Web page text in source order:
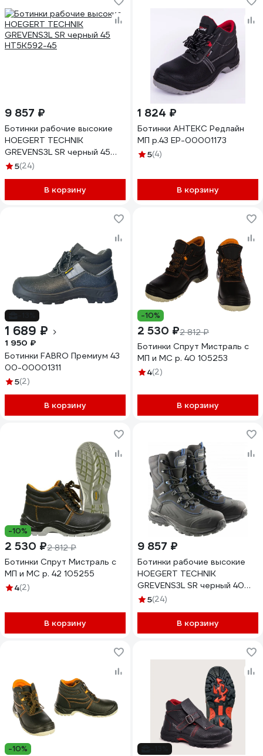
9 857 ₽
Ботинки рабочие высокие
HOEGERT TECHNIK
GREVENS3L SR черный 45
HT5K592-45
5(24)
В корзину
1 824 ₽
Ботинки АНТЕКС Редлайн
МП р.43 ЕР-00001173
5(4)
В корзину
1 689 ₽
1 950 ₽
Ботинки FABRO Премиум 43
00-00001311
5(2)
В корзину
-10%
2 530 ₽2 812 ₽
Ботинки Спрут Мистраль с
МП и МС р. 40 105253
4(2)
В корзину
-10%
2 530 ₽2 812 ₽
Ботинки Спрут Мистраль с
МП и МС р. 42 105255
4(2)
В корзину
9 857 ₽
Ботинки рабочие высокие
HOEGERT TECHNIK
GREVENS3L SR черный 40
HT5K592-40
5(24)
В корзину
-10%